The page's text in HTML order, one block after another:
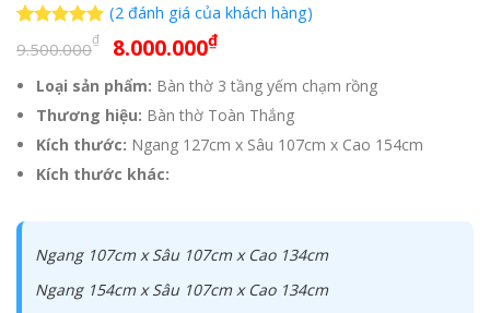
dựa trên
(2đánh giá của khách hàng)
9.500.000₫ Giá
gốc
là:
9.500.000₫.
8.000.000₫Giá
hiện
tại
là:
8.000.000₫.
Loại sản phẩm: Bàn thờ 3 tầng yếm chạm rồng
Thương hiệu: Bàn thờ Toàn Thắng
Kích thước: Ngang 127cm x Sâu 107cm x Cao 154cm
Kích thước khác:
Ngang 107cm x Sâu 107cm x Cao 134cm
Ngang 154cm x Sâu 107cm x Cao 134cm